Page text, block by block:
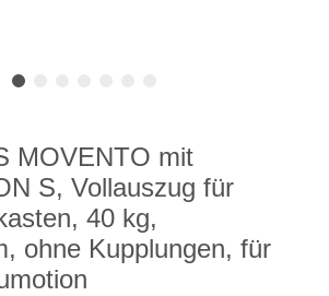
MOVENTO mit
S, Vollauszug für
40 kg,
ohne Kupplungen, für